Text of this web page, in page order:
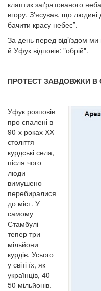
клаптик заґратованого
вгору. З'ясував, що
бачити красу небес”.
За день перед від’їздом
й Уфук відповів: "обрій".
ПРОТЕСТ ЗАВДОВЖКИ В
Уфук розповів
про спалені в
90-х роках ХХ
століття
курдські села,
після чого
люди
вимушено
перебиралися
до міст. У
самому
Стамбулі
тепер три
мільйони
курдів. Усього
у світі їх, як
українців, 40–
50 мільйонів.